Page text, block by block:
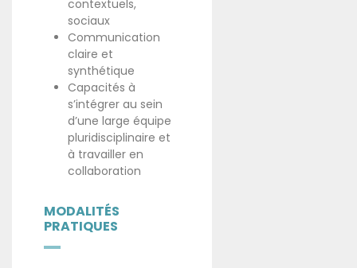
contextuels,
sociaux
Communication
claire et
synthétique
Capacités à
s’intégrer au sein
d’une large équipe
pluridisciplinaire et
à travailler en
collaboration
MODALITÉS
PRATIQUES